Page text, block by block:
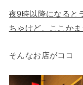
夜9時以降になると
ちゃけど、ここか
そんなお店がココ